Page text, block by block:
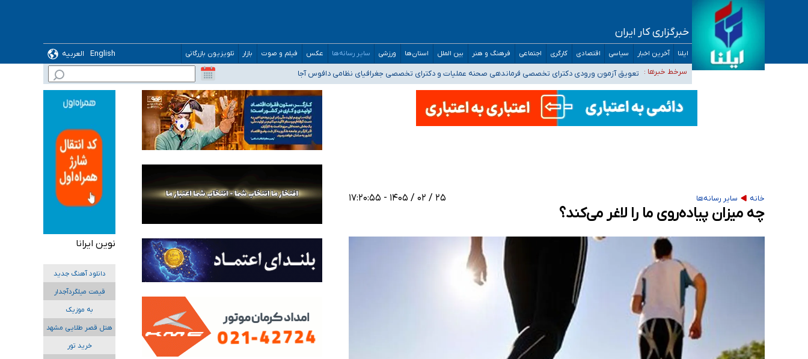
خبرگزاری کار ایران
ایلنا آخرین اخبار سیاسی اقتصادی کارگری اجتماعی فرهنگ و هنر بین الملل استان‌ها ورزشی سایر رسانه‌ها عکس فیلم و صوت بازار تلویزیون بازرگانی English
العربیه
سرخط خبرها :
۴۰ تا ۵۰ روز گرمای نسبی در پیش داریم/ دمای تهران به ۳۸ درجه می‌رسد
موضع وزارت بهداشت درباره ظرفیت پزشکی کنکور ۱۴۰۵: خواستار اصلاح ظرفیت‌ها هستیم، اما هنوز پاسخ مشخصی نگرفته‌ایم
تعویق آزمون ورودی دکترای تخصصی فرماندهی صحنه عملیات و دکترای تخصصی جغرافیای نظامی دافوس آجا
خبرنگاران راویان حقیقت با دغدغه نان، مسکن و بیمه
آخرین وضعیت شیوع عفونت‌های تنفسی در کشور/ خوزستان و کرمان بالاتر از آستانه هشدار
خانه سایر رسانه‌ها ۲۵ / ۰۲ / ۱۴۰۵ - ۱۷:۲۰:۵۵
چه میزان پیاده‌روی ما را لاغر می‌کند؟
نوین ایرانا
دانلود آهنگ جدید
قیمت میلگردآجدار
به موزیک
هتل قصر طلایی مشهد
خرید تور